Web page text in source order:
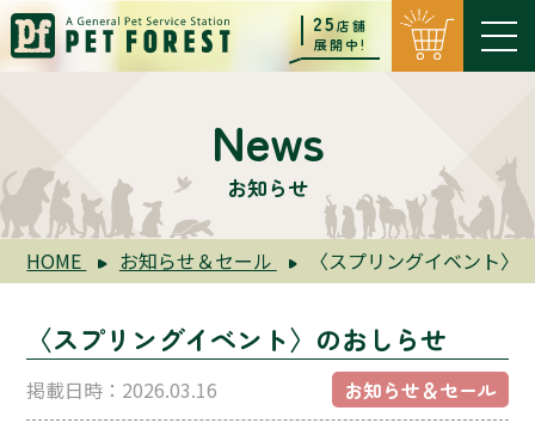
25店舗
展開中!
News
お知らせ
HOME お知らせ＆セール 〈スプリングイベント〉
〈スプリングイベント〉のおしらせ
掲載日時：2026.03.16 お知らせ＆セール